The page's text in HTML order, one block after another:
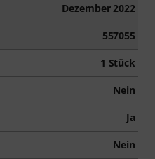
Dezember 2022
557055
1 Stück
Nein
Ja
Nein